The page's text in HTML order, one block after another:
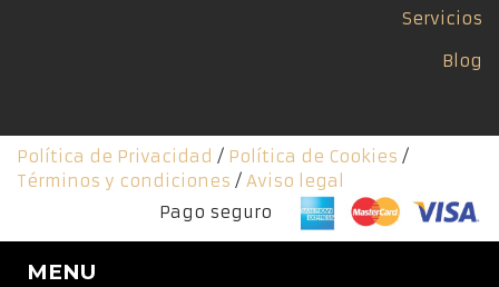
Servicios
Blog
Política de Privacidad / Política de Cookies /
Términos y condiciones / Aviso legal
Pago seguro
MENU